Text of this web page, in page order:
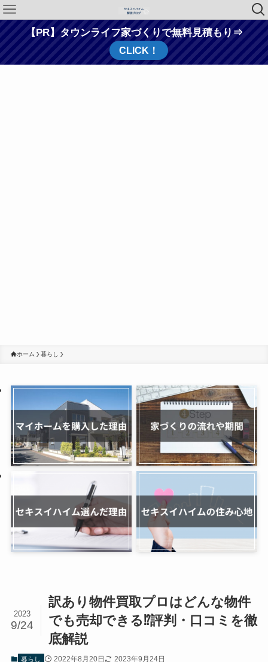
【PR】タウンライフ家づくりで無料見積もり⇒
CLICK！
ホーム 暮らし
訳あり物件買取プロはどんな物件
でも売却できる⁉評判・口コミを徹
底解説
2023
9/24
暮らし 2022年8月20日 2023年9月24日